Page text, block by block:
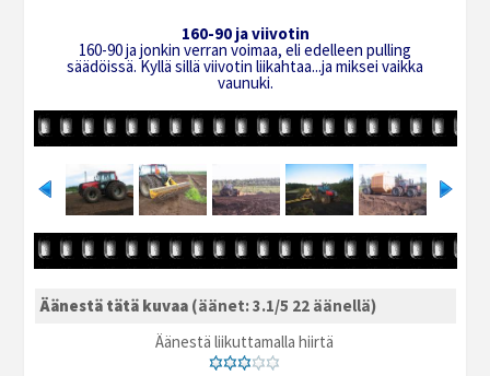
160-90 ja viivotin
160-90 ja jonkin verran voimaa, eli edelleen pulling
säädöissä. Kyllä sillä viivotin liikahtaa...ja miksei vaikka
vaunuki.
Äänestä tätä kuvaa (äänet: 3.1/5 22 äänellä)
Äänestä liikuttamalla hiirtä